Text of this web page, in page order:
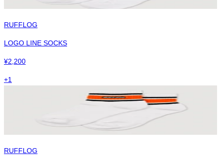
RUFFLOG
LOGO LINE SOCKS
¥2,200
+1
RUFFLOG